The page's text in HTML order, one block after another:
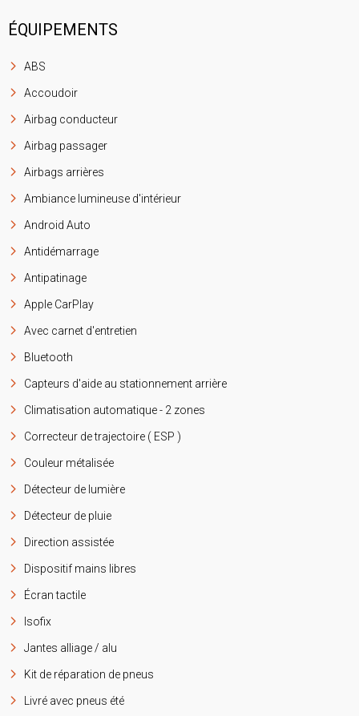
ÉQUIPEMENTS
ABS
Accoudoir
Airbag conducteur
Airbag passager
Airbags arrières
Ambiance lumineuse d'intérieur
Android Auto
Antidémarrage
Antipatinage
Apple CarPlay
Avec carnet d'entretien
Bluetooth
Capteurs d'aide au stationnement arrière
Climatisation automatique - 2 zones
Correcteur de trajectoire ( ESP )
Couleur métalisée
Détecteur de lumière
Détecteur de pluie
Direction assistée
Dispositif mains libres
Écran tactile
Isofix
Jantes alliage / alu
Kit de réparation de pneus
Livré avec pneus été